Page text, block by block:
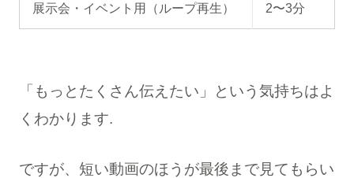
展示会・イベント用（ループ再生） 2〜3分
「もっとたくさん伝えたい」という気持ちはよ
くわかります.
ですが、短い動画のほうが最後まで見てもらい